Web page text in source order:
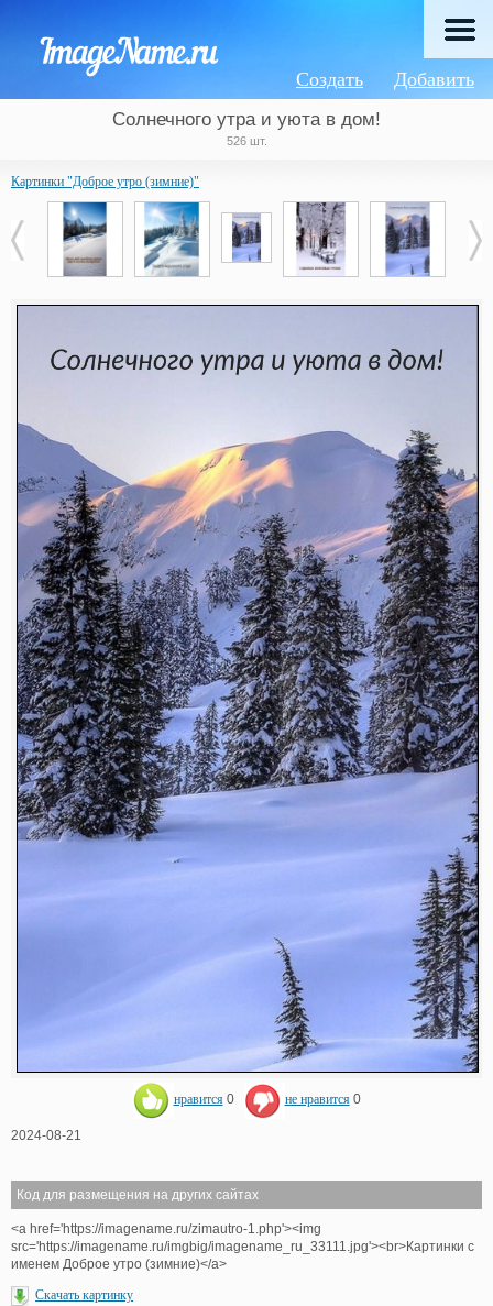
Добавить
Создать
Солнечного утра и уюта в дом!
526 шт.
Картинки "Доброе утро (зимние)"
нравится 0 не нравится 0
2024-08-21
Код для размещения на других сайтах
<a href='https://imagename.ru/zimautro-1.php'><img
src='https://imagename.ru/imgbig/imagename_ru_33111.jpg'><br>Картинки с
именем Доброе утро (зимние)</a>
Скачать картинку